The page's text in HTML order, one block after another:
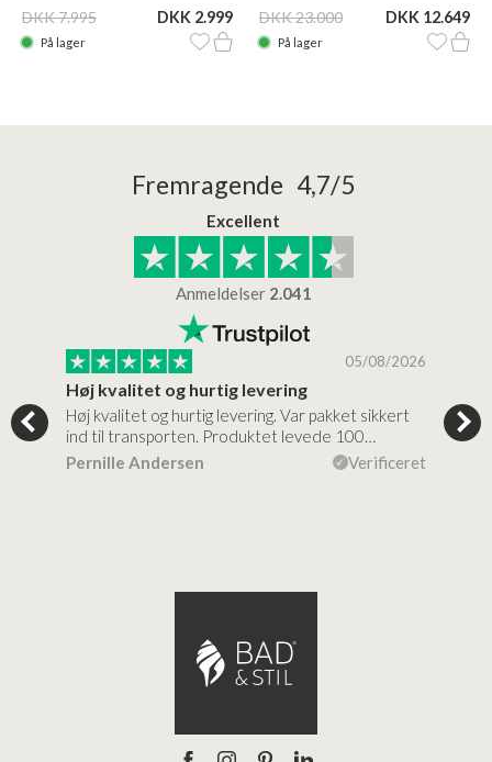
DKK 7.995 DKK 2.999
På lager
DKK 23.000 DKK 12.649
På lager
Fremragende 4,7/5
Excellent
Anmeldelser 2.041
05/08/2026
Høj kvalitet og hurtig levering
Høj kvalitet og hurtig levering. Var pakket sikkert
ind til transporten. Produktet levede 100…
Pernille Andersen
Verificeret